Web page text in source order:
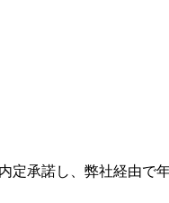
定承諾し、弊社経由で